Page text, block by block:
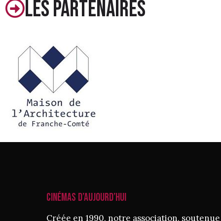
Les partenaires
CINÉMAS D’AUJOURD’HUI
Créée en 1990, notre association, soutenue